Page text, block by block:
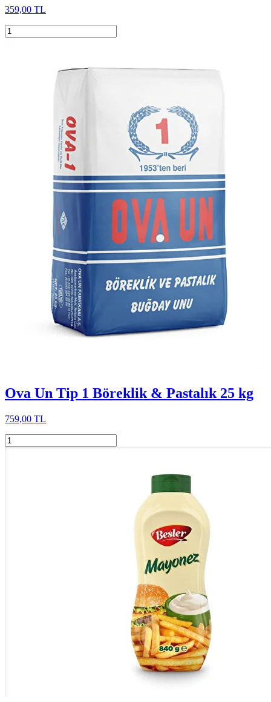
359,00 TL
Ova Un Tip 1 Böreklik & Pastalık 25 kg
759,00 TL